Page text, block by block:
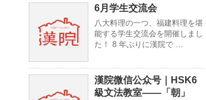
6月学生交流会
八大料理の一つ、福建料理を堪
能する学生交流会を開催しまし
た！ 8 年ぶりに漢院で …
漢院微信公众号｜HSK6
級文法教室——「朝」